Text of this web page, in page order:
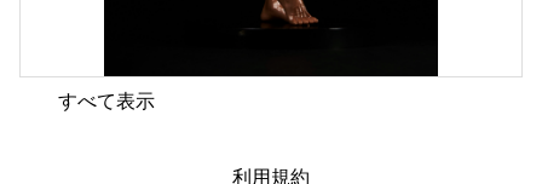
すべて表示
利用規約